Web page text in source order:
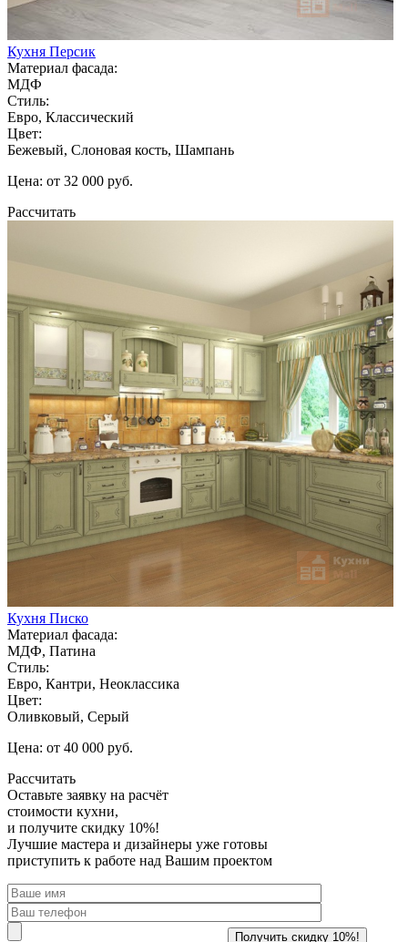
Кухня Персик
Материал фасада:
МДФ
Стиль:
Евро, Классический
Цвет:
Бежевый, Слоновая кость, Шампань
Цена: от 32 000 руб.
Рассчитать
Кухня Писко
Материал фасада:
МДФ, Патина
Стиль:
Евро, Кантри, Неоклассика
Цвет:
Оливковый, Серый
Цена: от 40 000 руб.
Рассчитать
Оставьте заявку на расчёт
стоимости кухни,
и получите скидку 10%!
Лучшие мастера и дизайнеры уже готовы
приступить к работе над Вашим проектом